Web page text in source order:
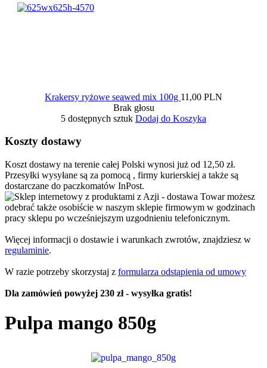
Krakersy ryżowe seawed mix 100g 11,00 PLN
Brak głosu
5 dostępnych sztuk Dodaj do Koszyka
Koszty dostawy
Koszt dostawy na terenie całej Polski wynosi już od 12,50 zł.
Przesyłki wysyłane są za pomocą , firmy kurierskiej a także są
dostarczane do paczkomatów InPost.
Towar możesz
odebrać także osobiście w naszym sklepie firmowym w godzinach
pracy sklepu po wcześniejszym uzgodnieniu telefonicznym.
Więcej informacji o dostawie i warunkach zwrotów, znajdziesz w
regulaminie.
W razie potrzeby skorzystaj z formularza odstąpienia od umowy
Dla zamówień powyżej 230 zł - wysyłka gratis!
Pulpa mango 850g